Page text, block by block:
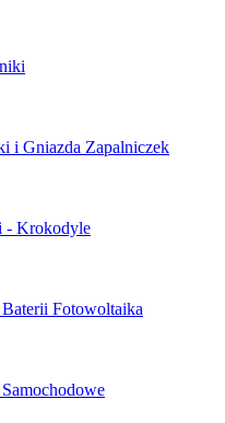
i Gniazda Zapalniczek
- Krokodyle
Baterii Fotowoltaika
Samochodowe